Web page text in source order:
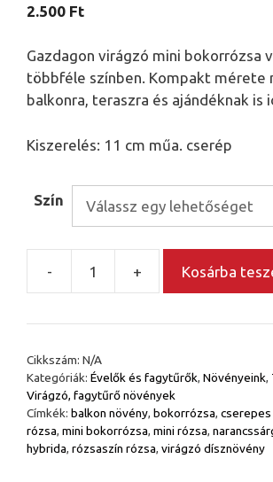
2.500 Ft
Gazdagon virágzó mini bokorrózsa
többféle színben. Kompakt mérete
balkonra, teraszra és ajándéknak is
Kiszerelés: 11 cm műa. cserép
Szín
-
Mini
válogatás
Rosa
hybrida
többféle
virágszínben
mennyiség
+ Kosárba
Cikkszám: N/A
Kategóriák: Évelők és fagytűrők, Növényeink,
Virágzó, fagytűrő növények
Címkék: balkon növény, bokorrózsa, cserepes
rózsa, mini bokorrózsa, mini rózsa,
hybrida, rózsaszín rózsa, virágzó dísznövény